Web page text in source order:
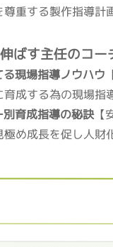
尊重する製作指導計
す主任のコー
現場指導ノウハウ
育成する為の現場指
育成指導の秘訣【
極め成長を促し人財